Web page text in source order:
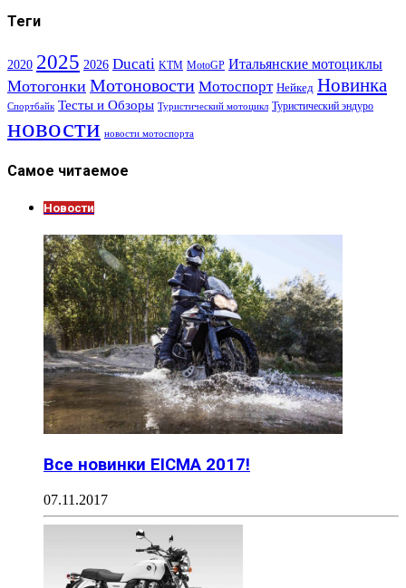
Теги
2020 2025 2026 Ducati KTM MotoGP Итальянские мотоциклы
Мотогонки Мотоновости Мотоспорт Нейкед Новинка
Спортбайк Тесты и Обзоры Туристический мотоцикл Туристический эндуро
новости новости мотоспорта
Самое читаемое
Новости
Все новинки EICMA 2017!
07.11.2017